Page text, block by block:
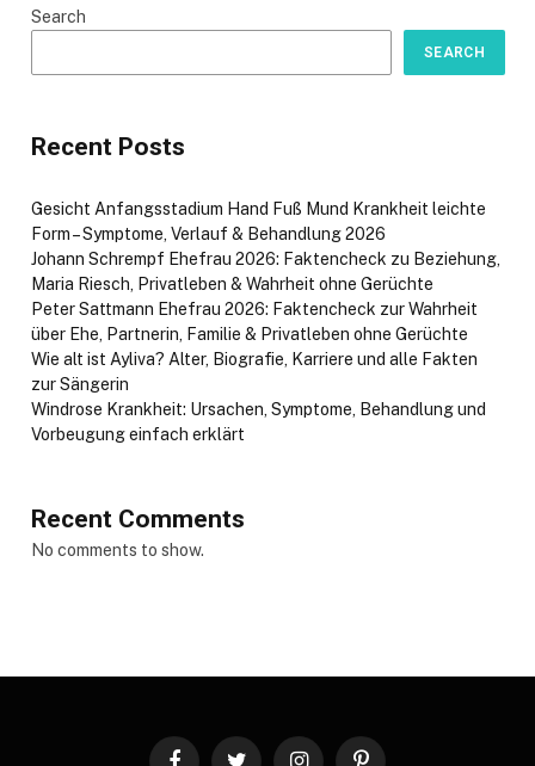
Search
SEARCH
Recent Posts
Gesicht Anfangsstadium Hand Fuß Mund Krankheit leichte
Form – Symptome, Verlauf & Behandlung 2026
Johann Schrempf Ehefrau 2026: Faktencheck zu Beziehung,
Maria Riesch, Privatleben & Wahrheit ohne Gerüchte
Peter Sattmann Ehefrau 2026: Faktencheck zur Wahrheit
über Ehe, Partnerin, Familie & Privatleben ohne Gerüchte
Wie alt ist Ayliva? Alter, Biografie, Karriere und alle Fakten
zur Sängerin
Windrose Krankheit: Ursachen, Symptome, Behandlung und
Vorbeugung einfach erklärt
Recent Comments
No comments to show.